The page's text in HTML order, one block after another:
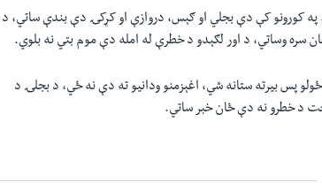
کورونو کې دې بجلي او ګېس، دروازې او کړکۍ دې بندې ساتي، د
وساتي، د اور لګېدو د خطرې له امله دې موم بتي نه بلوي.
پس بيرته ستانه شي، اغېزمنو ودانيو ته دې نه ځي، د بجلۍ د
د خطرو نه دې ځان خبر ساتي.